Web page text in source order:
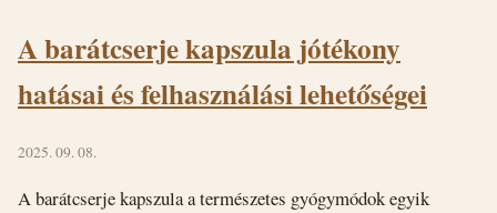
A barátcserje kapszula jótékony
hatásai és felhasználási lehetőségei
2025. 09. 08.
A barátcserje kapszula a természetes gyógymódok egyik